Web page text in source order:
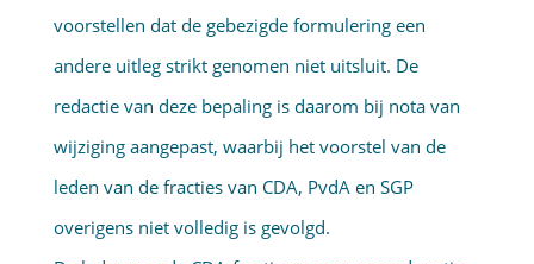
voorstellen dat de gebezigde formulering een
andere uitleg strikt genomen niet uitsluit. De
redactie van deze bepaling is daarom bij nota van
wijziging aangepast, waarbij het voorstel van de
leden van de fracties van CDA, PvdA en SGP
overigens niet volledig is gevolgd.